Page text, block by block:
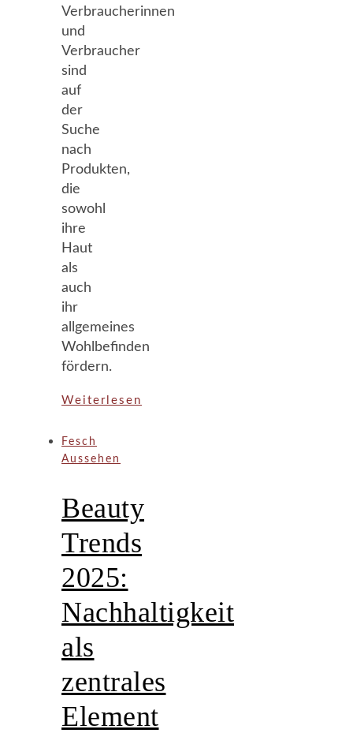
Verbraucherinnen
und
Verbraucher
sind
auf
der
Suche
nach
Produkten,
die
sowohl
ihre
Haut
als
auch
ihr
allgemeines
Wohlbefinden
fördern.
Weiterlesen
Fesch
Aussehen
Beauty
Trends
2025:
Nachhaltigkeit
als
zentrales
Element